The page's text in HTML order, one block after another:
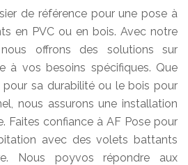
de référence pour une pose à
en PVC ou en bois. Avec notre
nous offrons des solutions sur
à vos besoins spécifiques. Que
sa durabilité ou le bois pour
nous assurons une installation
Faites confiance à AF Pose pour
avec des volets battants
Nous poyvos répondre aux